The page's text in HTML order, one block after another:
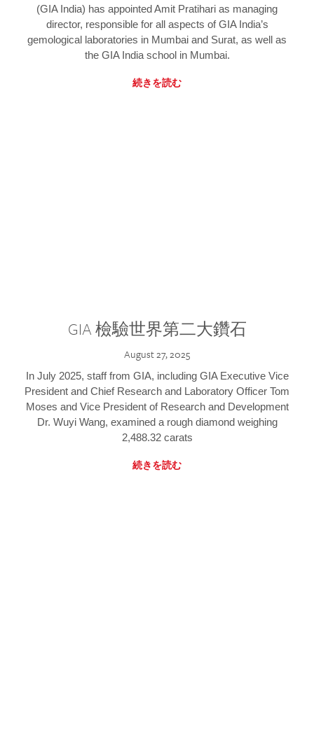
(GIA India) has appointed Amit Pratihari as managing
director, responsible for all aspects of GIA India’s
gemological laboratories in Mumbai and Surat, as well as
the GIA India school in Mumbai.
続きを読む
GIA 檢驗世界第二大鑽石
August 27, 2025
In July 2025, staff from GIA, including GIA Executive Vice
President and Chief Research and Laboratory Officer Tom
Moses and Vice President of Research and Development
Dr. Wuyi Wang, examined a rough diamond weighing
2,488.32 carats
続きを読む